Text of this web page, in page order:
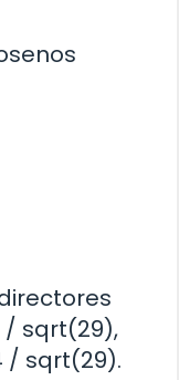
/ sqrt(29),
/ sqrt(29).